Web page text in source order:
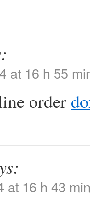
at 16 h 55
order
at 16 h 43 min